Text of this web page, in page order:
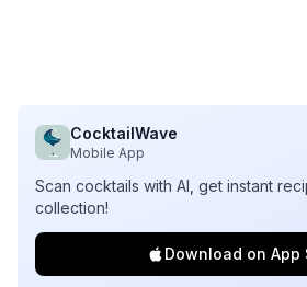
CocktailWave
Mobile App
Scan cocktails with AI, get instant
collection!
Download on App